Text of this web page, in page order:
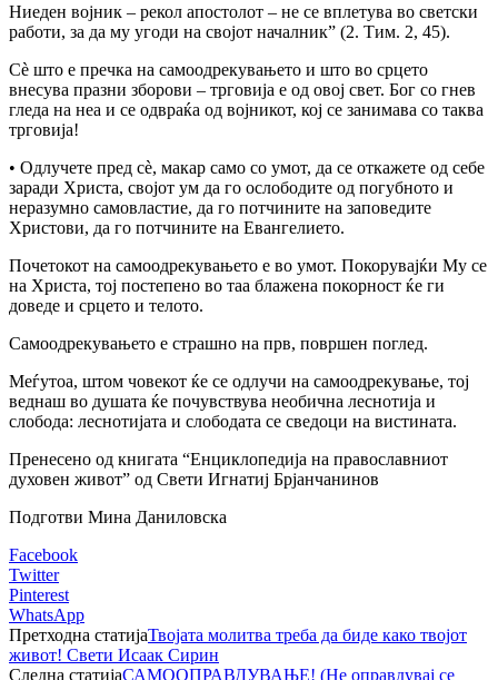
Ниеден војник – рекол апостолот – не се вплетува во светски
работи, за да му угоди на својот началник” (2. Тим. 2, 45).
Сè што е пречка на самоодрекувањето и што во срцето
внесува празни зборови – трговија е од овој свет. Бог co гнев
гледа на неа и се одвраќа од војникот, кој се занимава co таква
трговија!
• Одлучете пред сè, макар само co умот, да се откажете од себе
заради Христа, својот ум да го ослободите од погубното и
неразумно самовластие, да го потчините на заповедите
Христови, да го потчините на Евангелието.
Почетокот на самоодрекувањето е во умот. Покорувајќи My ce
на Христа, тој постепено во таа блажена покорност ќе ги
доведе и срцето и телото.
Самоодрекувањето е страшно на прв, површен поглед.
Меѓутоа, штом човекот ќе се одлучи на самоодрекување, тој
веднаш во душата ќе почувствува необична леснотија и
слобода: леснотијата и слободата се сведоци на вистината.
Пренесено од книгата “Енциклопедија на православниот
духовен живот” од Свети Игнатиј Брјанчанинов
Подготви Мина Даниловска
Facebook
Twitter
Pinterest
WhatsApp
Претходна статијаТвојата молитва треба да биде како твојот
живот! Свети Исаак Сирин
Следна статијаСАМООПРАВДУВАЊЕ! (He оправдувај се